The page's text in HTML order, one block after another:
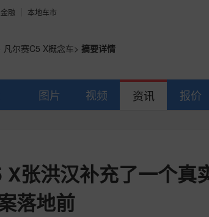
融 本地车市
凡尔赛C5 X概念车> 摘要详情
图片 视频 资讯 报价
X张洪汉补充了一个真
落地前